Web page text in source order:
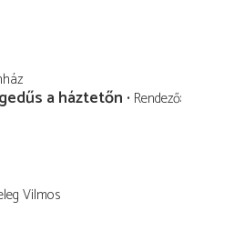
a háztetőn Rendező
Vilmos